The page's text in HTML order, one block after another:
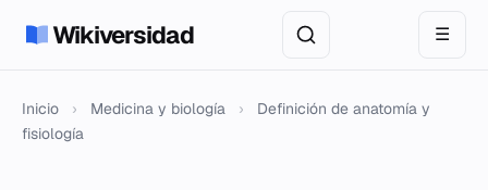
Wikiversidad ☰
Inicio › Medicina y biología ›
Definición de anatomía y
fisiología